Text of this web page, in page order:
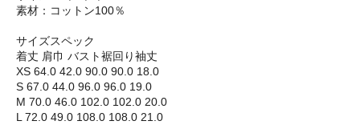
素材：コットン100％
サイズスペック
着丈 肩巾 バスト裾回り袖丈
XS 64.0 42.0 90.0 90.0 18.0
S 67.0 44.0 96.0 96.0 19.0
M 70.0 46.0 102.0 102.0 20.0
L 72.0 49.0 108.0 108.0 21.0